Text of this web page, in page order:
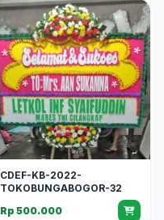
CDEF-KB-2022-
TOKOBUNGABOGOR-32
Rp 500.000